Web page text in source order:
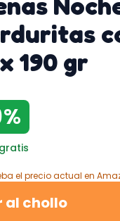
190 gr
%
el precio actual en
al chollo